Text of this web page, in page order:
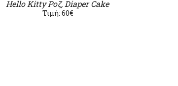
Hello Kitty Ροζ, Diaper Cake
Τιμή: 60€